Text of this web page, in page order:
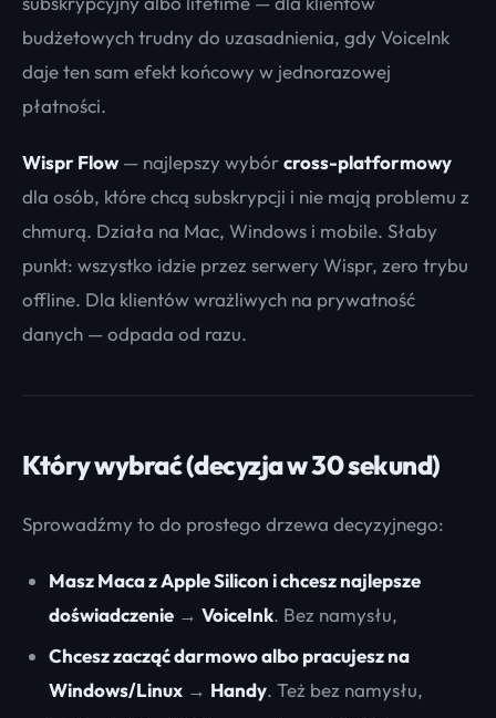
budżetowych trudny do uzasadnienia, gdy VoiceInk
daje ten sam efekt końcowy w jednorazowej
płatności.
Wispr Flow — najlepszy wybórcross-platformowy
dla osób, które chcą subskrypcji i nie mają problemu z
chmurą. Działa na Mac, Windows i mobile. Słaby
punkt: wszystko idzie przez serwery Wispr, zero trybu
offline. Dla klientów wrażliwych na prywatność
danych — odpada od razu.
Który wybrać (decyzja w 30 sekund)
Sprowadźmy to do prostego drzewa decyzyjnego:
Masz Maca z Apple Silicon i chcesz najlepsze
doświadczenie → VoiceInk. Bez namysłu,
Chcesz zacząć darmowo albo pracujesz na
Windows/Linux → Handy. Też bez namysłu,